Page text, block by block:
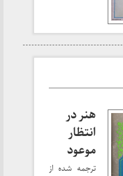
هنر در
انتظار
موعود
ترجمه شده از